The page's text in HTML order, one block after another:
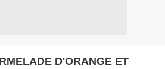
D'ORANGE ET